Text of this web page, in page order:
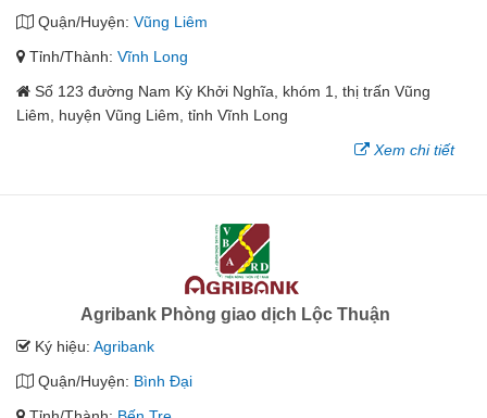
Quận/Huyện: Vũng Liêm
Tỉnh/Thành: Vĩnh Long
Số 123 đường Nam Kỳ Khởi Nghĩa, khóm 1, thị trấn Vũng
Liêm, huyện Vũng Liêm, tỉnh Vĩnh Long
Xem chi tiết
Agribank Phòng giao dịch Lộc Thuận
Ký hiệu: Agribank
Quận/Huyện: Bình Đại